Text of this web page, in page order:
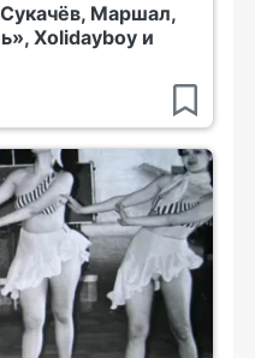
Маршал,
Xolidayboy и